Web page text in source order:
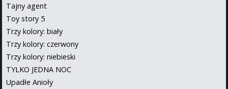
Tajny agent
Toy story 5
Trzy kolory: biały
Trzy kolory: czerwony
Trzy kolory: niebieski
TYLKO JEDNA NOC
Upadłe Anioły